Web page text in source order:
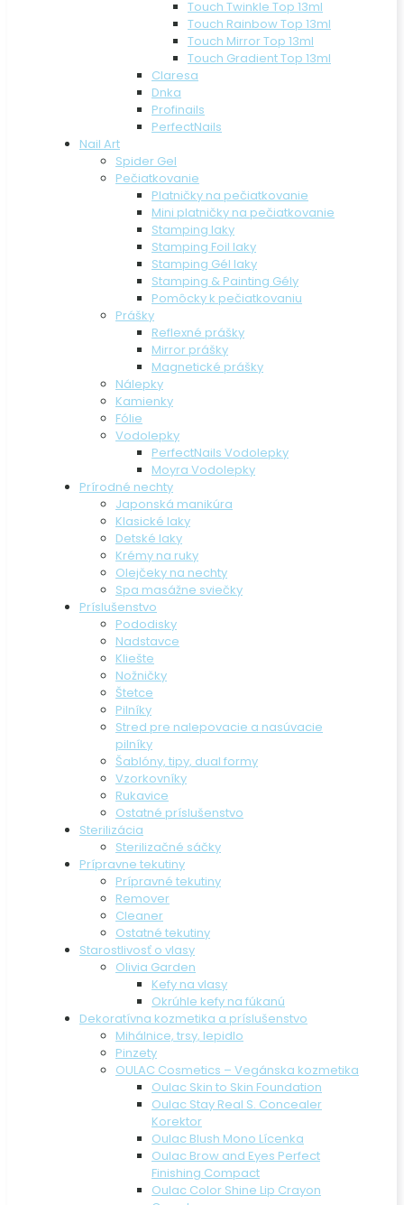
Touch Twinkle Top 13ml
Touch Rainbow Top 13ml
Touch Mirror Top 13ml
Touch Gradient Top 13ml
Claresa
Dnka
Profinails
PerfectNails
Nail Art
Spider Gel
Pečiatkovanie
Platničky na pečiatkovanie
Mini platničky na pečiatkovanie
Stamping laky
Stamping Foil laky
Stamping Gél laky
Stamping & Painting Gély
Pomôcky k pečiatkovaniu
Prášky
Reflexné prášky
Mirror prášky
Magnetické prášky
Nálepky
Kamienky
Fólie
Vodolepky
PerfectNails Vodolepky
Moyra Vodolepky
Prírodné nechty
Japonská manikúra
Klasické laky
Detské laky
Krémy na ruky
Olejčeky na nechty
Spa masážne sviečky
Príslušenstvo
Pododisky
Nadstavce
Kliešte
Nožničky
Štetce
Pilníky
Stred pre nalepovacie a nasúvacie
pilníky
Šablóny, tipy, dual formy
Vzorkovníky
Rukavice
Ostatné príslušenstvo
Sterilizácia
Sterilizačné sáčky
Prípravne tekutiny
Prípravné tekutiny
Remover
Cleaner
Ostatné tekutiny
Starostlivosť o vlasy
Olivia Garden
Kefy na vlasy
Okrúhle kefy na fúkanú
Dekoratívna kozmetika a príslušenstvo
Mihálnice, trsy, lepidlo
Pinzety
OULAC Cosmetics – Vegánska kozmetika
Oulac Skin to Skin Foundation
Oulac Stay Real S. Concealer
Korektor
Oulac Blush Mono Lícenka
Oulac Brow and Eyes Perfect
Finishing Compact
Oulac Color Shine Lip Crayon